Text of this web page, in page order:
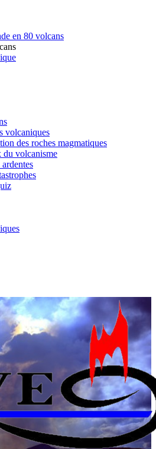
en 80 volcans
volcaniques
des roches magmatiques
du volcanisme